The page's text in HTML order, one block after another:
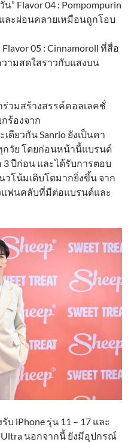
” Flavor 04 : Pompompurin
ละผ่อนคลายเหมือนถูกโอบ
05 : Cinnamoroll ที่สื่อ
ามสดใสราวกับแสงบน
ร่วมสร้างสรรค์คอลเลคชั่
ร้องจาก
ยวกัน Sanrio ยังเป็นคา
กวัย โดยก่อนหน้านี้แบรนด์
3 ปีก่อน และได้รับการตอบ
วโน้มเติบโตมากยิ่งขึ้น จาก
ฟนคลับที่มีต่อแบรนด์และ
iPhone รุ่น 11 – 17 และ
Ultra นอกจากนี้ ยังมีอุปกรณ์